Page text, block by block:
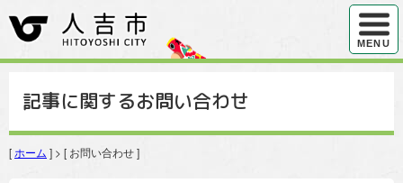
ハンバ
MENU
記事に関するお問い合わせ
[ ホーム ] > [ お問い合わせ ]